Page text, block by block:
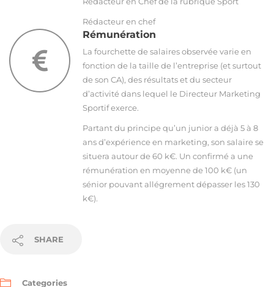
Rédacteur en chef
Rémunération
La fourchette de salaires observée varie en
fonction de la taille de l’entreprise (et surtout
de son CA), des résultats et du secteur
d’activité dans lequel le Directeur Marketing
Sportif exerce.
Partant du principe qu’un junior a déjà 5 à 8
ans d’expérience en marketing, son salaire se
situera autour de 60 k€. Un confirmé a une
rémunération en moyenne de 100 k€ (un
sénior pouvant allégrement dépasser les 130
k€).
SHARE
Categories